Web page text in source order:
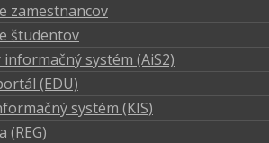
zamestnancov
študentov
informačný systém (AiS2)
(EDU)
systém (KIS)
(REG)